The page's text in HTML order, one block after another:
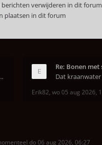
berichten verwijderen in dit forum
plaatsen in dit forum
wel kloppen, onze
Re: Bonen met
Erik82, wo 05 aug 2026,
do 06 aug 2026, 06:27